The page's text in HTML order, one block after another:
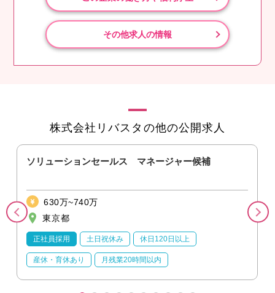
その他求人の情報
株式会社リバスタの他の公開求人
ソリューションセールス マネージャー候補
630万~740万
東京都
正社員採用 土日祝休み 休日120日以上
産休・育休あり 月残業20時間以内